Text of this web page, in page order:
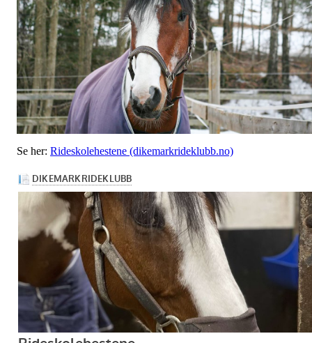
Se her: Rideskolehestene (dikemarkrideklubb.no)